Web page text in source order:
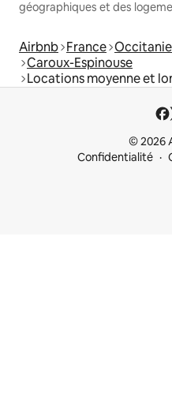
géographiques et des
Airbnb France Occitanie
Caroux-Espinouse
Locations moyenne et
© 2026
Confidentialité